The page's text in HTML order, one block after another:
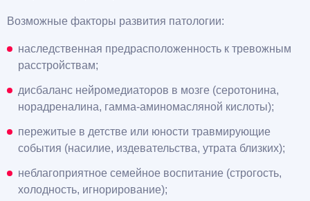
Возможные факторы развития патологии:
наследственная предрасположенность к тревожным
расстройствам;
дисбаланс нейромедиаторов в мозге (серотонина,
норадреналина, гамма-аминомасляной кислоты);
пережитые в детстве или юности травмирующие
события (насилие, издевательства, утрата близких);
неблагоприятное семейное воспитание (строгость,
холодность, игнорирование);